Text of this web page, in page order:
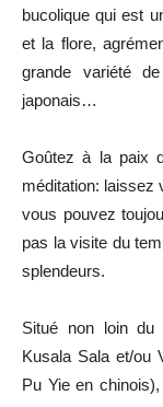
bucolique qui est
et la flore,
grande variété
japonais…
Goûtez à la paix
méditation: laissez
vous pouvez
pas la visite du
splendeurs.
Situé non loin du
Kusala Sala et/ou
Pu Yie en